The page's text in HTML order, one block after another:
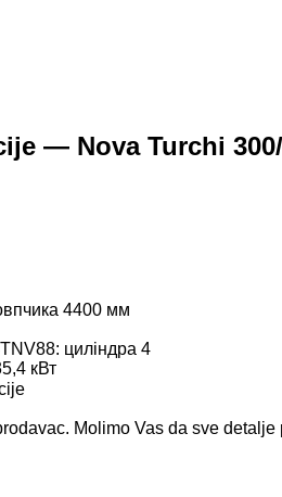
— Nova Turchi
4400 мм
циліндра 4
кВт
Molimo Vas da sve